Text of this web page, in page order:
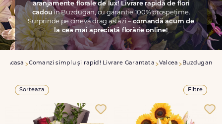
aranjamente florale de lux! Livrare rapidă de flori
cadou în Buzdugan, cu garanție 100% prospețime.
Surprinde pe cineva drag astăzi –comandă acum de
la cea mai apreciată florărie online!
Acasa Comanzi simplu și rapid! Livrare Garantata Valcea Buzdugan
Sorteaza Filtre